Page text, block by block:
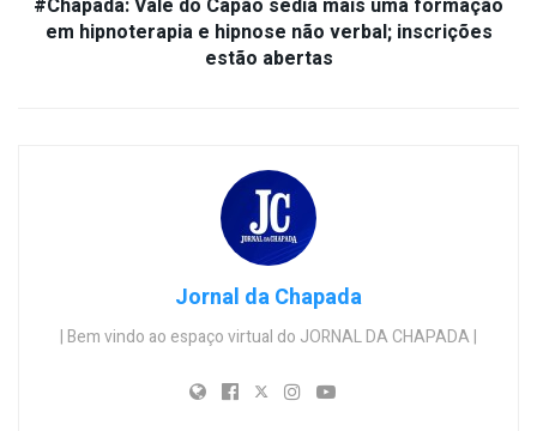
#Chapada: Vale do Capão sedia mais uma formação
em hipnoterapia e hipnose não verbal; inscrições
estão abertas
Jornal da Chapada
| Bem vindo ao espaço virtual do JORNAL DA CHAPADA |